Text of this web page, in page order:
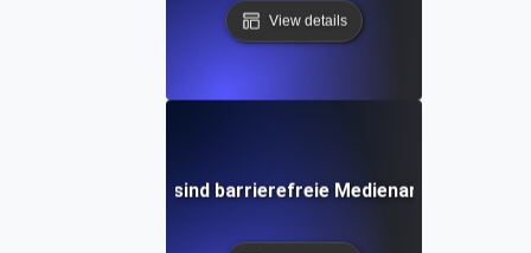
View details
Was sind barrierefreie Medienarten?